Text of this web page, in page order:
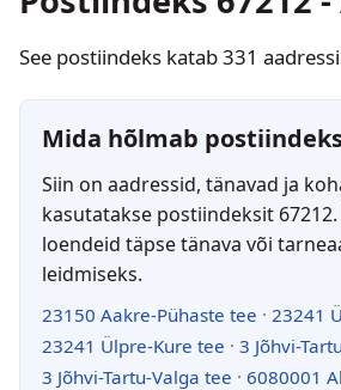
See postiindeks katab 331
Mida hõlmab
Siin on aadressid, tänavad ja
kasutatakse postiindeksit
loendeid täpse tänava või
leidmiseks.
23150 Aakre-Pühaste tee · 23241
23241 Ülpre-Kure tee · 3 Jõhvi-
3 Jõhvi-Tartu-Valga tee · 6080001